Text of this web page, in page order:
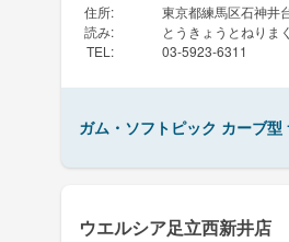
住所:
東京都練馬区石神井
読み:
とうきょうとねりま
TEL : 03-5923-6311
ガム・ソフトピック カーブ型
ウエルシア足立西新井店